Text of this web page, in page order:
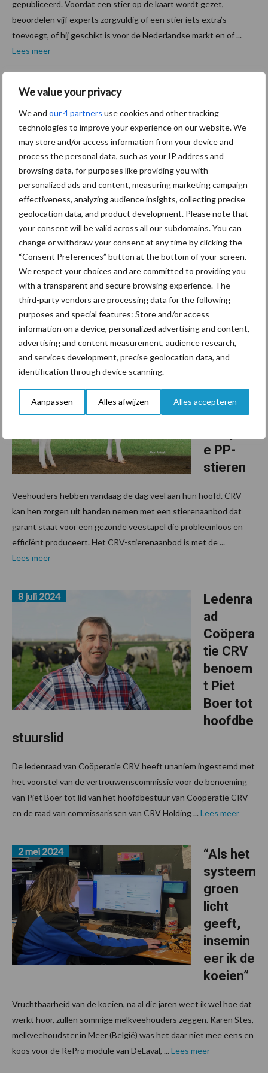
We value your privacy
We and our 4 partners use cookies and other tracking
technologies to improve your experience on our website. We
may store and/or access information from your device and
process the personal data, such as your IP address and
browsing data, for purposes like providing you with
personalized ads and content, measuring marketing campaign
effectiveness, analyzing audience insights, collecting precise
geolocation data, and product development. Please note that
your consent will be valid across all our subdomains. You can
change or withdraw your consent at any time by clicking the
“Consent Preferences” button at the bottom of your screen.
We respect your choices and are committed to providing you
with a transparent and secure browsing experience. The
third-party vendors are processing data for the following
purposes and special features: Store and/or access
information on a device, personalized advertising and content,
advertising and content measurement, audience research,
and services development, precise geolocation data, and
identification through device scanning.
Aanpassen Alles afwijzen Alles accepteren
gepubliceerd. Voordat een stier op de kaart wordt gezet,
beoordelen vijf experts zorgvuldig of een stier iets extra’s
toevoegt, of hij geschikt is voor de Nederlandse markt en of ...
Lees meer
Total
DG
ROMAN
O P RED
nieuwko
mer in
de
indexdraai met hoog vet- en eiwitgehalte
6 december 2024
Op 4 december vond weer de indexdraai plaats. De stieren van AI
Total bevestigden wederom hun kwaliteiten! Daarnaast heten
we diverse nieuwe stieren welkom waaronder de opvallende
ROMANO P RED, een absolute must voor liefhebbers ...
Lees meer
CRV
ai: ruim
aanbod
e PP-
stieren
5 december 2024
Veehouders hebben vandaag de dag veel aan hun hoofd. CRV
kan hen zorgen uit handen nemen met een stierenaanbod dat
garant staat voor een gezonde veestapel die probleemloos en
efficiënt produceert. Het CRV-stierenaanbod is met de ...
Lees meer
Ledenra
ad
Coöpera
tie CRV
benoem
t Piet
Boer tot
hoofdbe
stuurslid
8 juli 2024
De ledenraad van Coöperatie CRV heeft unaniem ingestemd met
het voorstel van de vertrouwenscommissie voor de benoeming
van Piet Boer tot lid van het hoofdbestuur van Coöperatie CRV
en de raad van commissarissen van CRV Holding ... Lees meer
“Als het
systeem
groen
licht
geeft,
insemin
eer ik de
koeien”
2 mei 2024
Vruchtbaarheid van de koeien, na al die jaren weet ik wel hoe dat
werkt hoor, zullen sommige melkveehouders zeggen. Karen Stes,
melkveehoudster in Meer (België) was het daar niet mee eens en
koos voor de RePro module van DeLaval, ... Lees meer